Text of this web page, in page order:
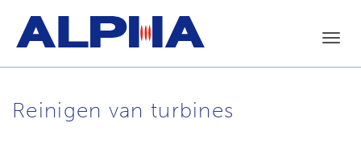
Reinigen van turbines